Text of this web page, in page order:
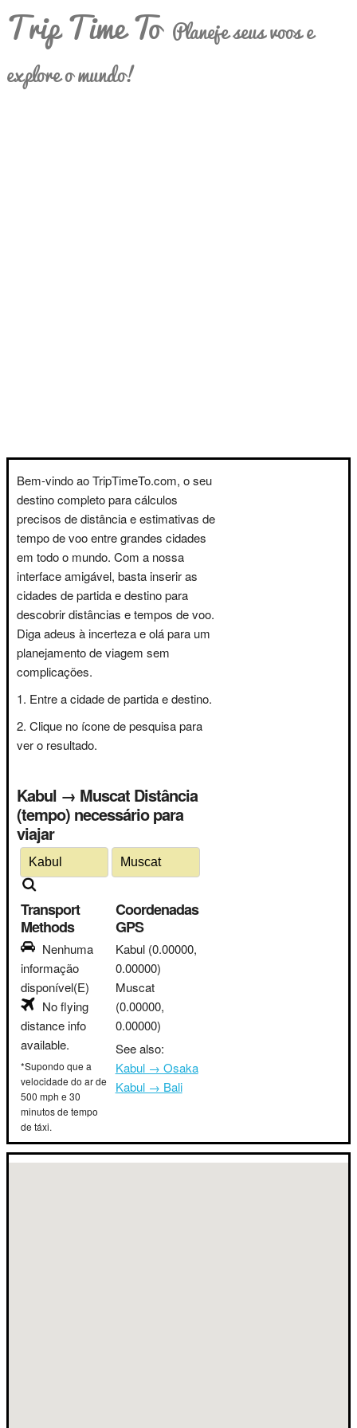
Trip Time To Planeje seus voos e
explore o mundo!
Bem-vindo ao TripTimeTo.com, o seu
destino completo para cálculos
precisos de distância e estimativas de
tempo de voo entre grandes cidades
em todo o mundo. Com a nossa
interface amigável, basta inserir as
cidades de partida e destino para
descobrir distâncias e tempos de voo.
Diga adeus à incerteza e olá para um
planejamento de viagem sem
complicações.
Entre a cidade de partida e destino.
Clique no ícone de pesquisa para
ver o resultado.
Kabul → Muscat Distância
(tempo) necessário para
viajar
Transport
Methods
Nenhuma
informação
disponível(E)
No flying
distance info
available.
*Supondo que a
velocidade do ar de
500 mph e 30
minutos de tempo
de táxi.
Coordenadas
GPS
Kabul (0.00000,
0.00000)
Muscat
(0.00000,
0.00000)
See also:
Kabul → Osaka
Kabul → Bali